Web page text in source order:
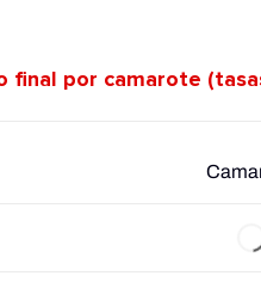
final por camarote